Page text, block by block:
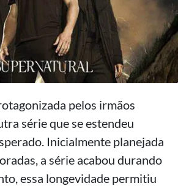
pelos irmãos
série que se estendeu
Inicialmente planejada
a série acabou durando
essa longevidade permitiu